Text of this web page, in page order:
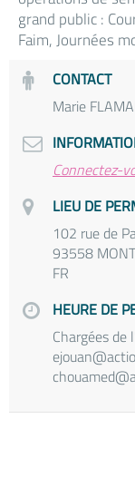
grand public :
Faim, Journées
CONTACT
Marie
Connectez-
LIEU DE
102 rue de
93558
FR
HEURE DE
Chargées